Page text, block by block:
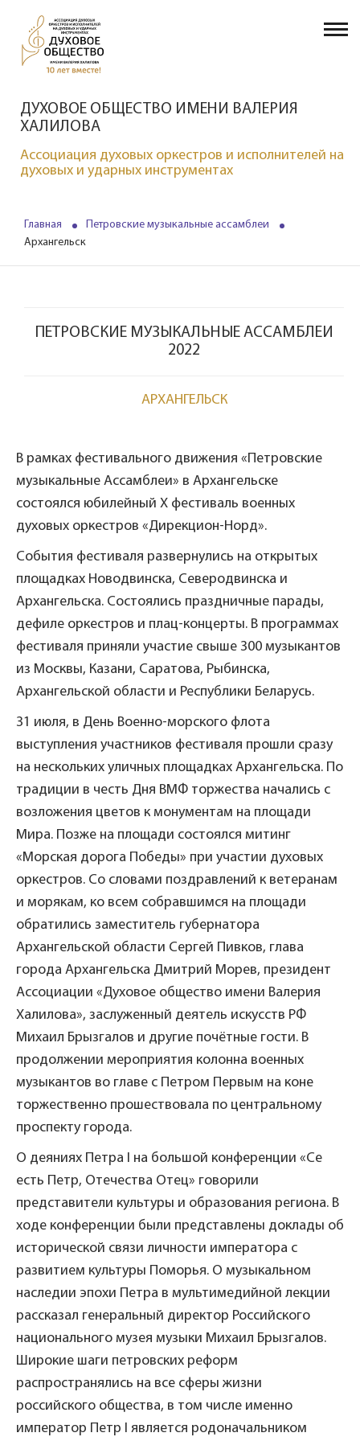
ДУХОВОЕ ОБЩЕСТВО ИМЕНИ ВАЛЕРИЯ
ХАЛИЛОВА
Ассоциация духовых оркестров и исполнителей на
духовых и ударных инструментах
Главная
Петровские музыкальные ассамблеи
Архангельск
ПЕТРОВСКИЕ МУЗЫКАЛЬНЫЕ АССАМБЛЕИ
2022
АРХАНГЕЛЬСК
В рамках фестивального движения «Петровские
музыкальные Ассамблеи» в Архангельске
состоялся юбилейный X фестиваль военных
духовых оркестров «Дирекцион-Норд».
События фестиваля развернулись на открытых
площадках Новодвинска, Северодвинска и
Архангельска. Состоялись праздничные парады,
дефиле оркестров и плац-концерты. В программах
фестиваля приняли участие свыше 300 музыкантов
из Москвы, Казани, Саратова, Рыбинска,
Архангельской области и Республики Беларусь.
31 июля, в День Военно-морского флота
выступления участников фестиваля прошли сразу
на нескольких уличных площадках Архангельска. По
традиции в честь Дня ВМФ торжества начались с
возложения цветов к монументам на площади
Мира. Позже на площади состоялся митинг
«Морская дорога Победы» при участии духовых
оркестров. Со словами поздравлений к ветеранам
и морякам, ко всем собравшимся на площади
обратились заместитель губернатора
Архангельской области Сергей Пивков, глава
города Архангельска Дмитрий Морев, президент
Ассоциации «Духовое общество имени Валерия
Халилова», заслуженный деятель искусств РФ
Михаил Брызгалов и другие почётные гости. В
продолжении мероприятия колонна военных
музыкантов во главе с Петром Первым на коне
торжественно прошествовала по центральному
проспекту города.
О деяниях Петра I на большой конференции «Се
есть Петр, Отечества Отец» говорили
представители культуры и образования региона. В
ходе конференции были представлены доклады об
исторической связи личности императора с
развитием культуры Поморья. О музыкальном
наследии эпохи Петра в мультимедийной лекции
рассказал генеральный директор Российского
национального музея музыки Михаил Брызгалов.
Широкие шаги петровских реформ
распространялись на все сферы жизни
российского общества, в том числе именно
император Петр I является родоначальником